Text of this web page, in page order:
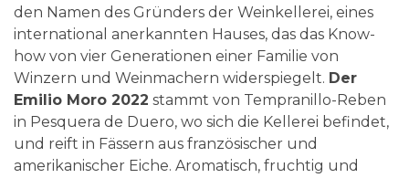
den Namen des Gründers der Weinkellerei, eines
international anerkannten Hauses, das das Know-
how von vier Generationen einer Familie von
Winzern und Weinmachern widerspiegelt. Der
Emilio Moro 2022 stammt von Tempranillo-Reben
in Pesquera de Duero, wo sich die Kellerei befindet,
und reift in Fässern aus französischer und
amerikanischer Eiche. Aromatisch, fruchtig und